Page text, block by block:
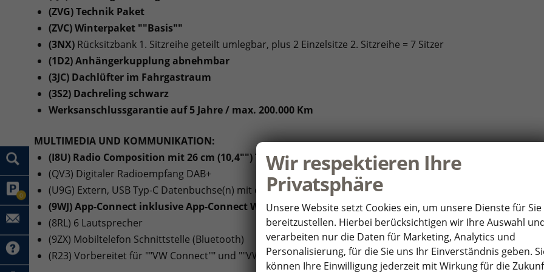
0
(ZVG) Technik Paket
(ZVC) Winterpaket ""Basis""
(3NX) Rücksitzbank 1. Sitzreihe geteilt umlegbar, plus 2 Einzelsitze 2. Sitzreihe = 7 Sitzer
(1D2) Anhängerkupplung abnehmbar
(3JC) Dachlüfter im Fahrgastraum
(3S2) Dachreling schwarz
Werksanschlussgarantie auf 5 Jahre / max. 200.000 Km
MULTIMEDIA UND KOMMUNIKATION:
(I8U) Radio Composition mit 26 cm (10,4"") Touch-Farbdisplay
(QV3) Digitaler Radioempfang DAB+
(U9G) Extern, USB Typ-C Datenbuchse(n) mit erhöhter Ladeleistung
(9WJ) App-Connect inklusive App-Connect Wireless für Apple CarPlay und Android Auto
(8RL) 6 Lautsprecher
(9ZX) Mobiltelefon Schnittstelle (Bluetooth)
(R23) Vorbereitet für ""VW Connect"" und ""VW Connect Plus""
Wir respektieren Ihre
Privatsphäre
Unsere Website setzt Cookies ein, um unsere Dienste für Sie
bereitzustellen. Hierbei berücksichtigen wir Ihre Auswahl
verarbeiten nur die Daten für Marketing, Analytics und
Personalisierung, für die Sie uns Ihr Einverständnis geben.
können Ihre Einwilligung jederzeit mit Wirkung für die